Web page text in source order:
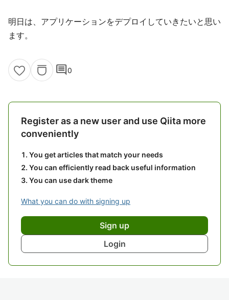
明日は、アプリケーションをデプロイしていきたいと思い
ます。
comment0
Register as a new user and use Qiita more
conveniently
You get articles that match your needs
You can efficiently read back useful information
You can use dark theme
What you can do with signing up
Sign up
Login